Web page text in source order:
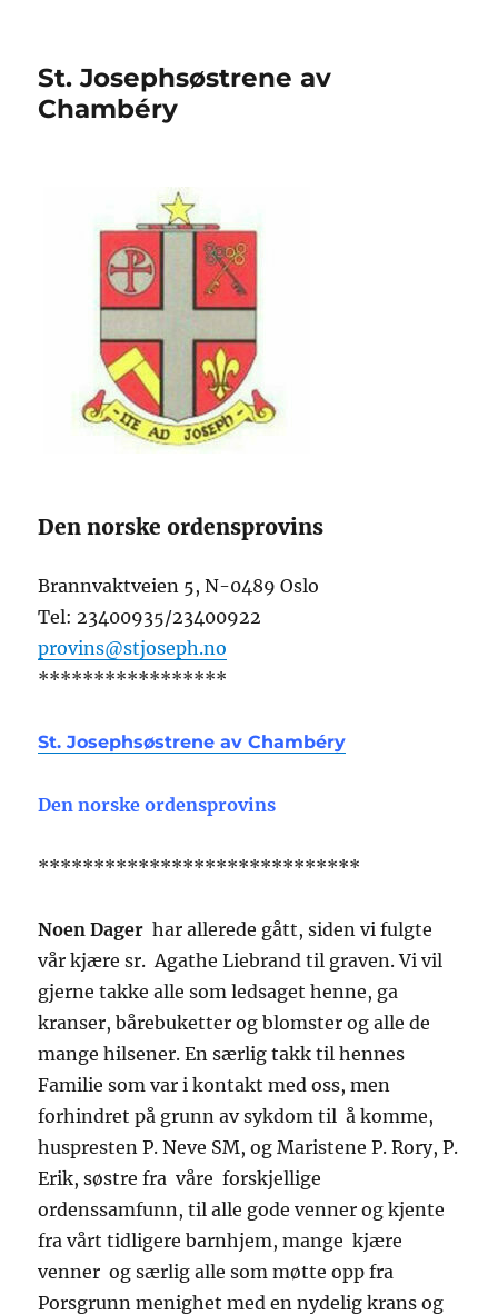
St. Josephsøstrene av
Chambéry
Den norske ordensprovins
Brannvaktveien 5, N-0489 Oslo
Tel: 23400935/23400922
provins@stjoseph.no
*****************
St. Josephsøstrene av Chambéry
Den norske ordensprovins
*****************************
Noen Dager har allerede gått, siden vi fulgte
vår kjære sr. Agathe Liebrand til graven. Vi vil
gjerne takke alle som ledsaget henne, ga
kranser, bårebuketter og blomster og alle de
mange hilsener. En særlig takk til hennes
Familie som var i kontakt med oss, men
forhindret på grunn av sykdom til å komme,
huspresten P. Neve SM, og Maristene P. Rory, P.
Erik, søstre fra våre forskjellige
ordenssamfunn, til alle gode venner og kjente
fra vårt tidligere barnhjem, mange kjære
venner og særlig alle som møtte opp fra
Porsgrunn menighet med en nydelig krans og